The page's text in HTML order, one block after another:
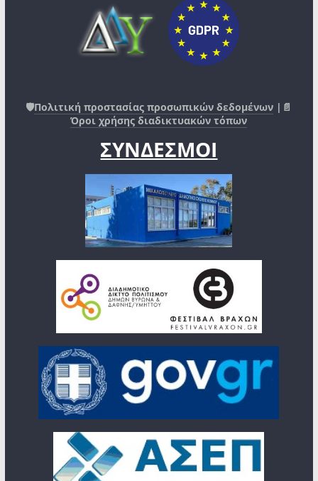
🛡️Πολιτική προστασίας προσωπικών δεδομένων |📄
Όροι χρήσης διαδικτυακών τόπων
ΣΥΝΔΕΣΜΟΙ